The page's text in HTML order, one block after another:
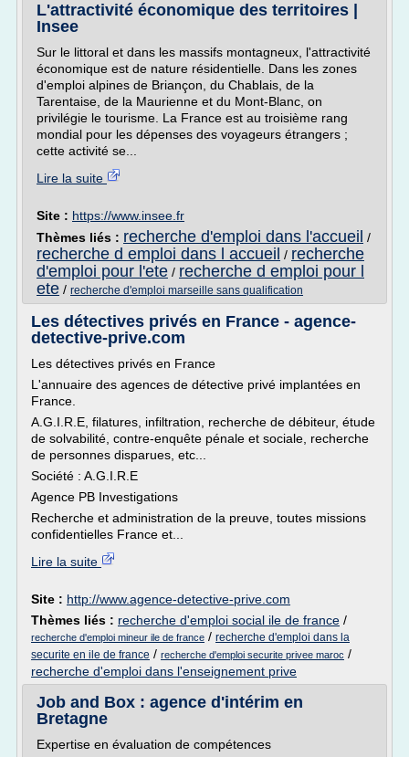
L'attractivité économique des territoires |
Insee
Sur le littoral et dans les massifs montagneux, l'attractivité
économique est de nature résidentielle. Dans les zones
d'emploi alpines de Briançon, du Chablais, de la
Tarentaise, de la Maurienne et du Mont-Blanc, on
privilégie le tourisme. La France est au troisième rang
mondial pour les dépenses des voyageurs étrangers ;
cette activité se...
Lire la suite
Site : https://www.insee.fr
Thèmes liés : recherche d'emploi dans l'accueil /
recherche d emploi dans l accueil / recherche
d'emploi pour l'ete / recherche d emploi pour l
ete / recherche d'emploi marseille sans qualification
Les détectives privés en France - agence-
detective-prive.com
Les détectives privés en France
L'annuaire des agences de détective privé implantées en
France.
A.G.I.R.E, filatures, infiltration, recherche de débiteur, étude
de solvabilité, contre-enquête pénale et sociale, recherche
de personnes disparues, etc...
Société : A.G.I.R.E
Agence PB Investigations
Recherche et administration de la preuve, toutes missions
confidentielles France et...
Lire la suite
Site : http://www.agence-detective-prive.com
Thèmes liés : recherche d'emploi social ile de france /
recherche d'emploi mineur ile de france / recherche d'emploi dans la
securite en ile de france / recherche d'emploi securite privee maroc /
recherche d'emploi dans l'enseignement prive
Job and Box : agence d'intérim en
Bretagne
Expertise en évaluation de compétences